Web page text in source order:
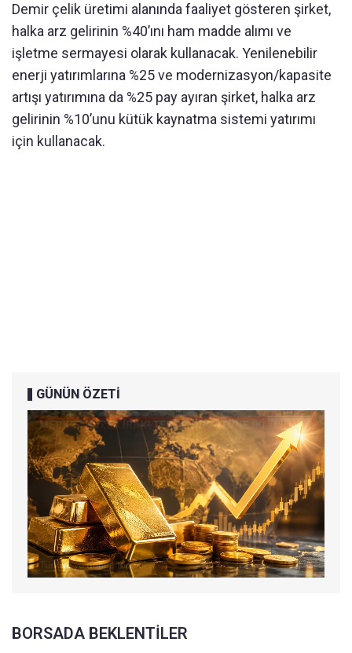
Demir çelik üretimi alanında faaliyet gösteren şirket,
halka arz gelirinin %40’ını ham madde alımı ve
işletme sermayesi olarak kullanacak. Yenilenebilir
enerji yatırımlarına %25 ve modernizasyon/kapasite
artışı yatırımına da %25 pay ayıran şirket, halka arz
gelirinin %10’unu kütük kaynatma sistemi yatırımı
için kullanacak.
GÜNÜN ÖZETİ
BORSADA BEKLENTİLER